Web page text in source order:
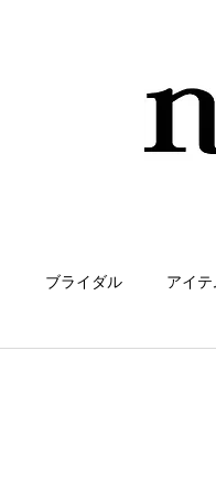
ブライダル アイテ